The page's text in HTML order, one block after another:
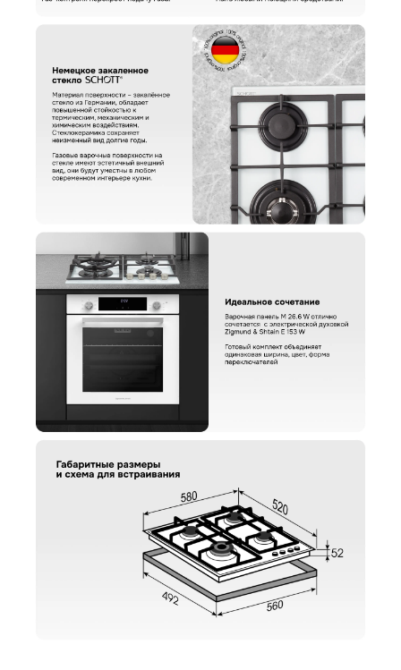
Варочная панель Zigmund & Shtain M 26.6 W
Ваше имя
Ваш номер
Оформить заказ
Загрузить фото
Отправить отзыв
С условиями "Пользовательского соглашения" ознакомлен